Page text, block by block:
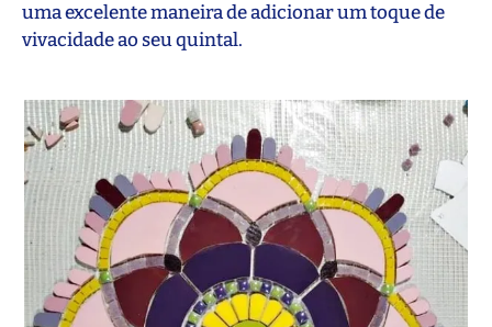
uma excelente maneira de adicionar um toque de
vivacidade ao seu quintal.